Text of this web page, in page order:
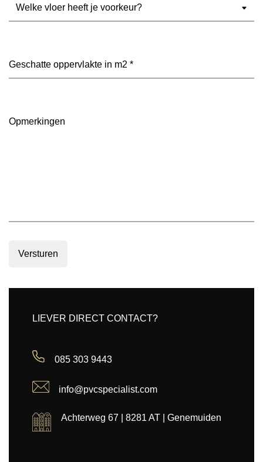
Geschatte
Opmerkingen
Versturen
LIEVER DIRECT CONTACT?
085 303 9443
info@pvcspecialist.com
Achterweg 67 | 8281 AT | Genemuiden